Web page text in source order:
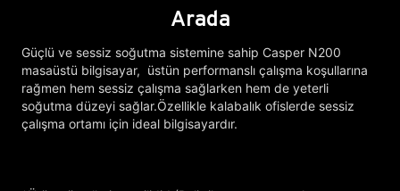
Arada
Güçlü ve sessiz soğutma sistemine sahip Casper N200
masaüstü bilgisayar, üstün performanslı çalışma koşullarına
rağmen hem sessiz çalışma sağlarken hem de yeterli
soğutma düzeyi sağlar.Özellikle kalabalık ofislerde sessiz
çalışma ortamı için ideal bilgisayardır.